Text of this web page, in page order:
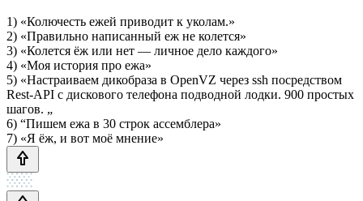
1) «Колючесть ежей приводит к уколам.»
2) «Правильно написанный еж не колется»
3) «Колется ёж или нет — личное дело каждого»
4) «Моя история про ежа»
5) «Настраиваем дикобраза в OpenVZ через ssh посредством
Rest-API с дискового телефона подводной лодки. 900 простых
шагов. „
6) “Пишем ежа в 30 строк ассемблера»
7) «Я ёж, и вот моё мнение»